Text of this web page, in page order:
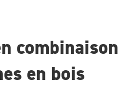
combinaison
en bois